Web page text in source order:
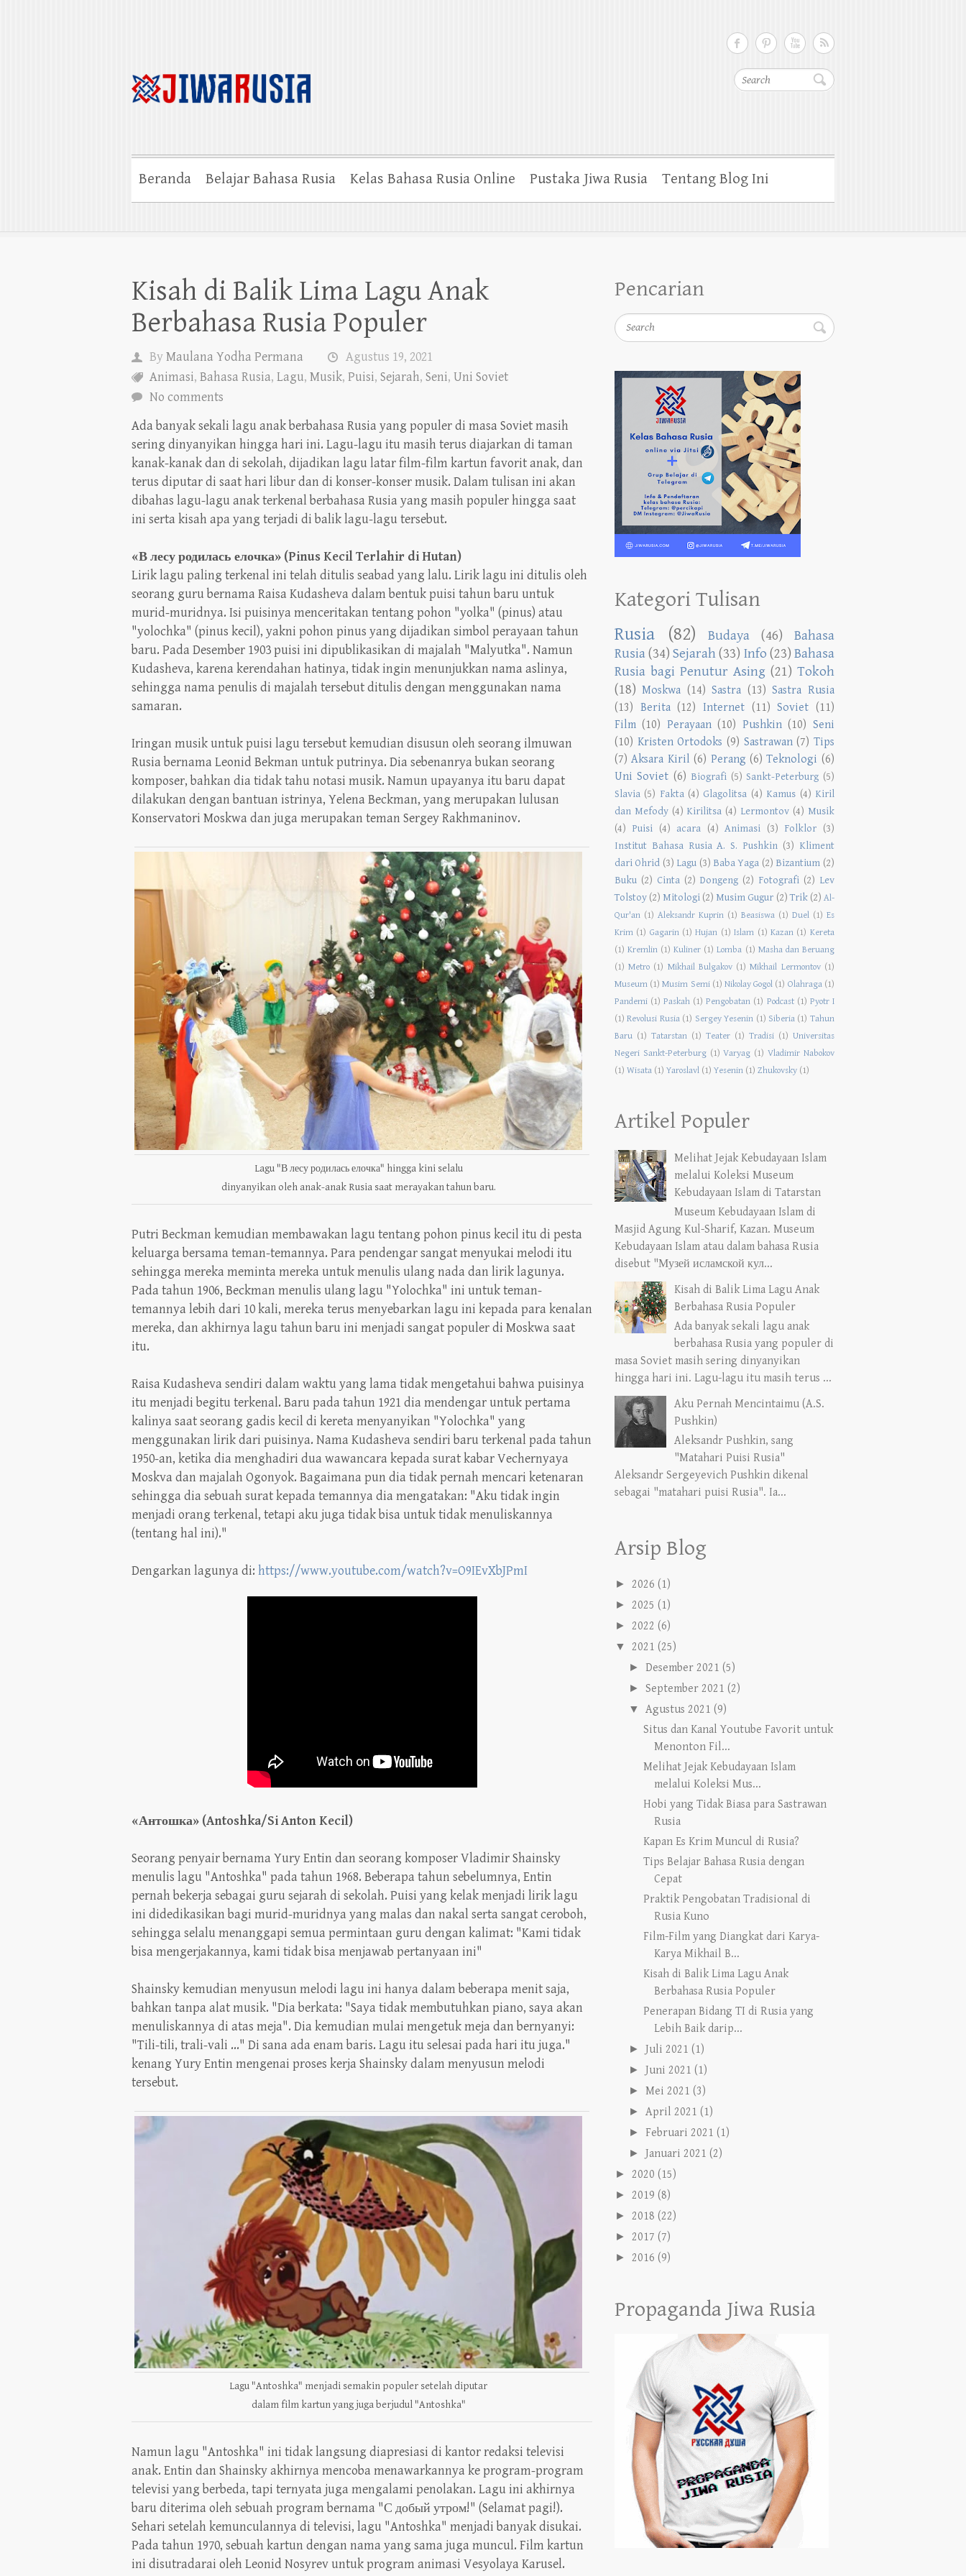
Cari
Beranda Belajar Bahasa Rusia Kelas Bahasa Rusia Online Pustaka Jiwa Rusia Tentang Blog Ini
Kisah di Balik Lima Lagu Anak
Berbahasa Rusia Populer
ByMaulana Yodha Permana
Agustus 19, 2021
Animasi, Bahasa Rusia, Lagu, Musik, Puisi, Sejarah, Seni, Uni Soviet
No comments
Ada banyak sekali lagu anak berbahasa Rusia yang populer di masa Soviet masih
sering dinyanyikan hingga hari ini. Lagu-lagu itu masih terus diajarkan di taman
kanak-kanak dan di sekolah, dijadikan lagu latar film-film kartun favorit anak, dan
terus diputar di saat hari libur dan di konser-konser musik. Dalam tulisan ini akan
dibahas lagu-lagu anak terkenal berbahasa Rusia yang masih populer hingga saat
ini serta kisah apa yang terjadi di balik lagu-lagu tersebut.
«В лесу родилась елочка» (Pinus Kecil Terlahir di Hutan)
Lirik lagu paling terkenal ini telah ditulis seabad yang lalu. Lirik lagu ini ditulis oleh
seorang guru bernama Raisa Kudasheva dalam bentuk puisi tahun baru untuk
murid-muridnya. Isi puisinya menceritakan tentang pohon "yolka" (pinus) atau
"yolochka" (pinus kecil), yakni pohon pinus yang dijadikan simbol perayaan tahun
baru. Pada Desember 1903 puisi ini dipublikasikan di majalah "Malyutka". Namun
Kudasheva, karena kerendahan hatinya, tidak ingin menunjukkan nama aslinya,
sehingga nama penulis di majalah tersebut ditulis dengan menggunakan nama
samaran.
Iringan musik untuk puisi lagu tersebut kemudian disusun oleh seorang ilmuwan
Rusia bernama Leonid Bekman untuk putrinya. Dia sebenanrya bukan seorang
komposer, bahkan dia tidak tahu notasi musik. Namun upayanya itu baru dapat
dilakukan dengan bantuan istrinya, Yelena Beckman, yang merupakan lulusan
Konservatori Moskwa dan juga merupakan teman Sergey Rakhmaninov.
Lagu "В лесу родилась елочка" hingga kini selalu
dinyanyikan oleh anak-anak Rusia saat merayakan tahun baru.
Putri Beckman kemudian membawakan lagu tentang pohon pinus kecil itu di pesta
keluarga bersama teman-temannya. Para pendengar sangat menyukai melodi itu
sehingga mereka meminta mereka untuk menulis ulang nada dan lirik lagunya.
Pada tahun 1906, Beckman menulis ulang lagu "Yolochka" ini untuk teman-
temannya lebih dari 10 kali, mereka terus menyebarkan lagu ini kepada para kenalan
mereka, dan akhirnya lagu tahun baru ini menjadi sangat populer di Moskwa saat
itu.
Raisa Kudasheva sendiri dalam waktu yang lama tidak mengetahui bahwa puisinya
itu menjadi begitu terkenal. Baru pada tahun 1921 dia mendengar untuk pertama
kalinya saat seorang gadis kecil di kereta menyanyikan "Yolochka" yang
menggunakan lirik dari puisinya. Nama Kudasheva sendiri baru terkenal pada tahun
1950-an, ketika dia menghadiri dua wawancara kepada surat kabar Vechernyaya
Moskva dan majalah Ogonyok. Bagaimana pun dia tidak pernah mencari ketenaran
sehingga dia sebuah surat kepada temannya dia mengatakan: "Aku tidak ingin
menjadi orang terkenal, tetapi aku juga tidak bisa untuk tidak menuliskannya
(tentang hal ini)."
Dengarkan lagunya di: https://www.youtube.com/watch?v=O9IEvXbJPmI
«Антошка» (Antoshka/Si Anton Kecil)
Seorang penyair bernama Yury Entin dan seorang komposer Vladimir Shainsky
menulis lagu "Antoshka" pada tahun 1968. Beberapa tahun sebelumnya, Entin
pernah bekerja sebagai guru sejarah di sekolah. Puisi yang kelak menjadi lirik lagu
ini didedikasikan bagi murid-muridnya yang malas dan nakal serta sangat ceroboh,
sehingga selalu menanggapi semua permintaan guru dengan kalimat: "Kami tidak
bisa mengerjakannya, kami tidak bisa menjawab pertanyaan ini"
Shainsky kemudian menyusun melodi lagu ini hanya dalam beberapa menit saja,
bahkan tanpa alat musik. "Dia berkata: "Saya tidak membutuhkan piano, saya akan
menuliskannya di atas meja". Dia kemudian mulai mengetuk meja dan bernyanyi:
"Tili-tili, trali-vali ..." Di sana ada enam baris. Lagu itu selesai pada hari itu juga."
kenang Yury Entin mengenai proses kerja Shainsky dalam menyusun melodi
tersebut.
Lagu "Antoshka" menjadi semakin populer setelah diputar
dalam film kartun yang juga berjudul "Antoshka"
Namun lagu "Antoshka" ini tidak langsung diapresiasi di kantor redaksi televisi
anak. Entin dan Shainsky akhirnya mencoba menawarkannya ke program-program
televisi yang berbeda, tapi ternyata juga mengalami penolakan. Lagu ini akhirnya
baru diterima oleh sebuah program bernama "С добый утром!" (Selamat pagi!).
Sehari setelah kemunculannya di televisi, lagu "Antoshka" menjadi banyak disukai.
Pada tahun 1970, sebuah kartun dengan nama yang sama juga muncul. Film kartun
ini disutradarai oleh Leonid Nosyrev untuk program animasi Vesyolaya Karusel.
Pencarian
Search
Kategori Tulisan
Rusia (82) Budaya (46)
Bahasa
Rusia(34) Sejarah(33) Info (23) Bahasa
Rusia bagi Penutur Asing (21) Tokoh
(18) Moskwa (14) Sastra (13) Sastra Rusia
(13) Berita (12) Internet (11) Soviet (11)
Film (10) Perayaan (10) Pushkin (10) Seni
(10) Kristen Ortodoks (9) Sastrawan (7) Tips
(7) Aksara Kiril (6) Perang (6) Teknologi (6)
Uni Soviet (6) Biografi (5) Sankt-Peterburg (5)
Slavia (5) Fakta (4) Glagolitsa (4) Kamus (4) Kiril
dan Mefody (4) Kirilitsa (4) Lermontov (4) Musik
(4) Puisi (4) acara (4) Animasi (3) Folklor (3)
Institut Bahasa Rusia A. S. Pushkin (3) Kliment
dari Ohrid (3) Lagu (3) Baba Yaga (2) Bizantium (2)
Buku (2) Cinta (2) Dongeng (2) Fotografi (2) Lev
Tolstoy (2) Mitologi (2) Musim Gugur (2) Trik (2) Al-
Qur'an (1) Aleksandr Kuprin (1) Beasiswa (1) Duel (1) Es
Krim (1) Gagarin (1) Hujan (1) Islam (1) Kazan (1) Kereta
(1) Kremlin (1) Kuliner (1) Lomba (1) Masha dan Beruang
(1) Metro (1) Mikhail Bulgakov (1) Mikhail Lermontov (1)
Museum (1) Musim Semi (1) Nikolay Gogol (1) Olahraga (1)
Pandemi (1) Paskah (1) Pengobatan (1) Podcast (1) Pyotr I
(1) Revolusi Rusia (1) Sergey Yesenin (1) Siberia (1) Tahun
Baru (1) Tatarstan (1) Teater (1) Tradisi (1) Universitas
Negeri Sankt-Peterburg (1) Varyag (1) Vladimir Nabokov
(1) Wisata (1) Yaroslavl (1) Yesenin (1) Zhukovsky (1)
Artikel Populer
Melihat Jejak Kebudayaan Islam
melalui Koleksi Museum
Kebudayaan Islam di Tatarstan
Museum Kebudayaan Islam di
Masjid Agung Kul-Sharif, Kazan. Museum
Kebudayaan Islam atau dalam bahasa Rusia
disebut "Музей исламской кул...
Kisah di Balik Lima Lagu Anak
Berbahasa Rusia Populer
Ada banyak sekali lagu anak
berbahasa Rusia yang populer di
masa Soviet masih sering dinyanyikan
hingga hari ini. Lagu-lagu itu masih terus ...
Aku Pernah Mencintaimu (A.S.
Pushkin)
Aleksandr Pushkin, sang
"Matahari Puisi Rusia"
Aleksandr Sergeyevich Pushkin dikenal
sebagai "matahari puisi Rusia". Ia...
Arsip Blog
► 2026 (1)
► 2025 (1)
► 2022 (6)
▼ 2021 (25)
► Desember 2021 (5)
►September 2021 (2)
▼ Agustus 2021 (9)
Situs dan Kanal Youtube Favorit untuk
Menonton Fil...
Melihat Jejak Kebudayaan Islam
melalui Koleksi Mus...
Hobi yang Tidak Biasa para Sastrawan
Rusia
Kapan Es Krim Muncul di Rusia?
Tips Belajar Bahasa Rusia dengan
Cepat
Praktik Pengobatan Tradisional di
Rusia Kuno
Film-Film yang Diangkat dari Karya-
Karya Mikhail B...
Kisah di Balik Lima Lagu Anak
Berbahasa Rusia Populer
Penerapan Bidang TI di Rusia yang
Lebih Baik darip...
►Juli 2021 (1)
►Juni 2021 (1)
►Mei 2021 (3)
►April 2021 (1)
► Februari 2021 (1)
►Januari 2021 (2)
► 2020 (15)
► 2019 (8)
► 2018 (22)
► 2017 (7)
► 2016 (9)
Propaganda Jiwa Rusia